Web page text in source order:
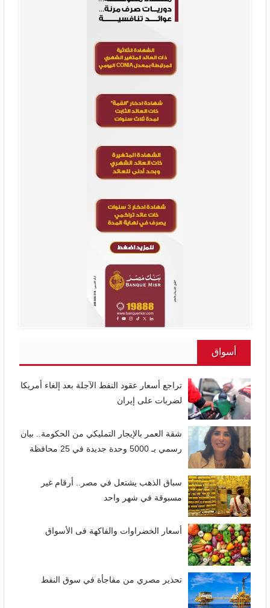
أسواق
تراجع أسعار عقود النفط الآجلة بعد إلغاء أمريكا
لضربات على إيران
شقة العمر بالإيجار التمليكي من الحكومة.. بيان
رسمي بـ 5000 وحدة جديدة في 25 محافظة
سباق الذهب يشتعل في مصر.. أرقام غير
مسبوقة في شهر واحد
أسعار الخضراوات والفاكهة فى الأسواق
تحذير مصري من مفاجأة في سوق النفط